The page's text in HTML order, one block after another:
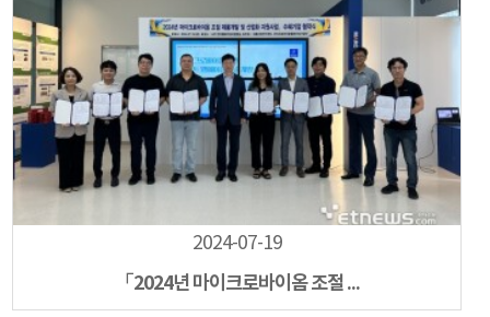
2024-07-19
「2024년 마이크로바이옴 조절 ...